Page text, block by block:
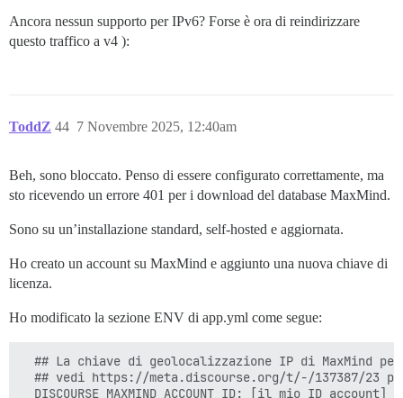
Ancora nessun supporto per IPv6? Forse è ora di reindirizzare
questo traffico a v4 ):
ToddZ 7 Novembre 2025, 12:40am
44
Beh, sono bloccato. Penso di essere configurato correttamente, ma
sto ricevendo un errore 401 per i download del database MaxMind.
Sono su un’installazione standard, self-hosted e aggiornata.
Ho creato un account su MaxMind e aggiunto una nuova chiave di
licenza.
Ho modificato la sezione ENV di app.yml come segue:
## La chiave di geolocalizzazione IP di MaxMind
## vedi https://meta.discourse.org/t/-/137387/23
  DISCOURSE_MAXMIND_ACCOUNT_ID: [il mio ID account]